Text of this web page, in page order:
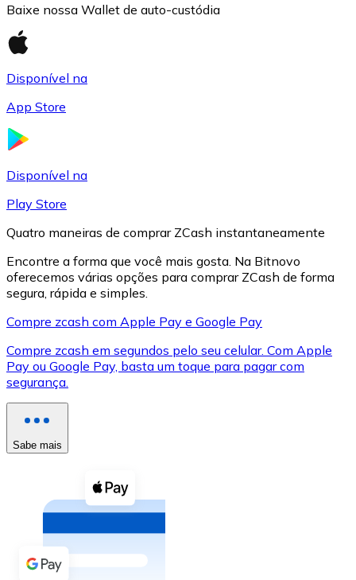
XRP
XRP
Ver tudo
Cupons cripto
Compre criptomoedas com dinheiro e outros
Comprar com dinheiro
Transferência SEPA
Baixe nossa Wallet de auto-custódia
Disponível na
App Store
Disponível na
Play Store
Quatro maneiras de comprar ZCash instantaneamente
Encontre a forma que você mais gosta. Na Bitnovo
oferecemos várias opções para comprar ZCash de forma
segura, rápida e simples.
Compre zcash com Apple Pay e Google Pay
Compre zcash em segundos pelo seu celular. Com Apple
Pay ou Google Pay, basta um toque para pagar com
segurança.
Sabe mais